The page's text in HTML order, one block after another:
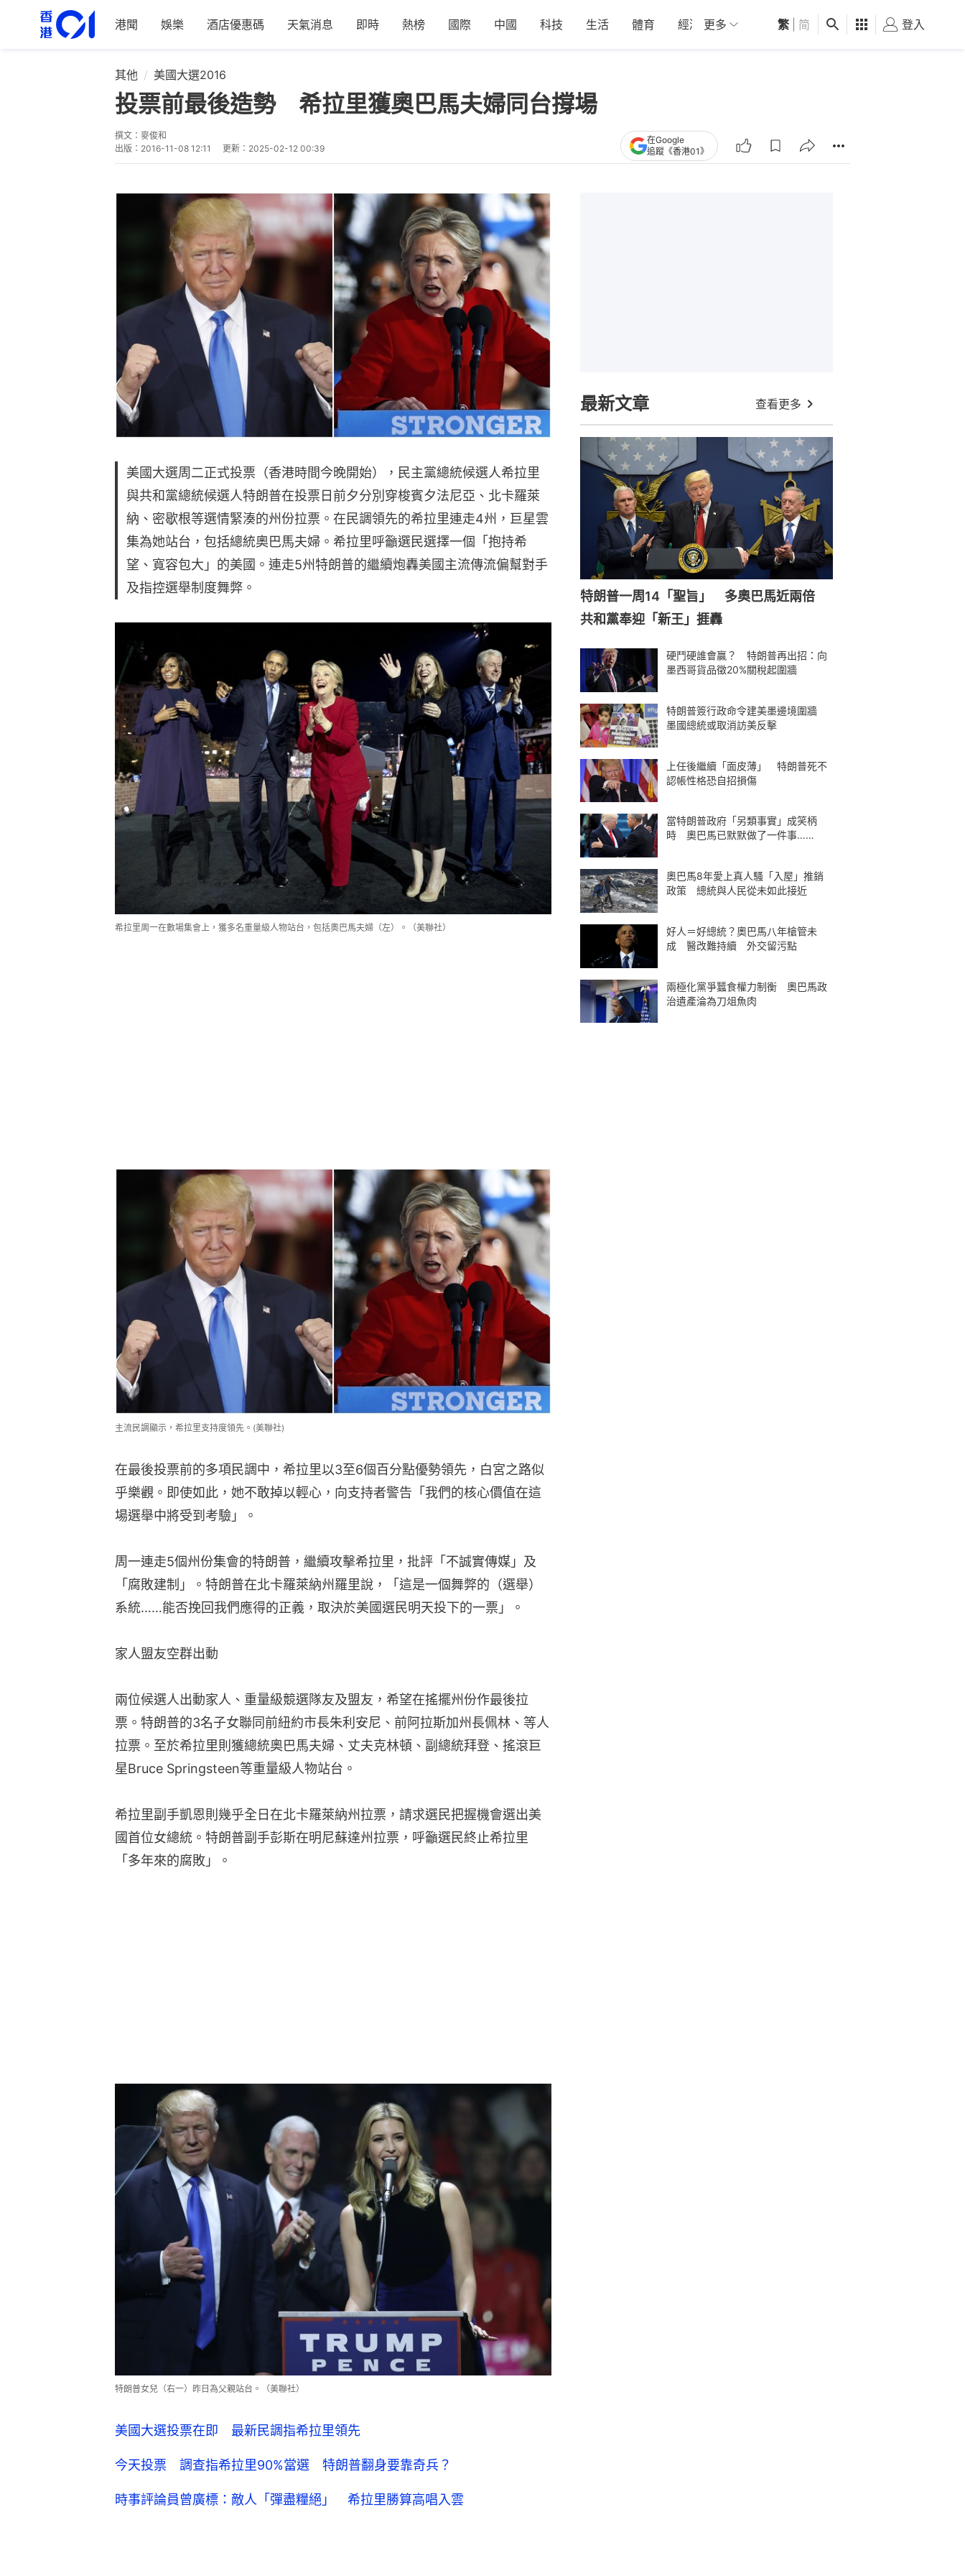
港聞 娛樂 酒店優惠碼 天氣消息 即時 熱榜 國際 中國 科技 生活 體育 經濟 01深圳 觀點 健康 好食玩飛
更多 繁 简 登入
其他 美國大選2016
投票前最後造勢 希拉里獲奧巴馬夫婦同台撐場
撰文： 麥俊和
出版： 2016-11-08 12:11 更新： 2025-02-12 00:39
在Google
追蹤《香港01》
美國大選周二正式投票（香港時間今晚開始），民主黨總統候選人希拉里
與共和黨總統候選人特朗普在投票日前夕分別穿梭賓夕法尼亞、北卡羅萊
納、密歇根等選情緊湊的州份拉票。在民調領先的希拉里連走4州，巨星雲
集為她站台，包括總統奧巴馬夫婦。希拉里呼籲選民選擇一個「抱持希
望、寬容包大」的美國。連走5州特朗普的繼續炮轟美國主流傳流偏幫對手
及指控選舉制度舞弊。
希拉里周一在數場集會上，獲多名重量級人物站台，包括奧巴馬夫婦（左）。（美聯社）
主流民調顯示，希拉里支持度領先。(美聯社)
在最後投票前的多項民調中，希拉里以3至6個百分點優勢領先，白宮之路似
乎樂觀。即使如此，她不敢掉以輕心，向支持者警告「我們的核心價值在這
場選舉中將受到考驗」。
周一連走5個州份集會的特朗普，繼續攻擊希拉里，批評「不誠實傳媒」及
「腐敗建制」。特朗普在北卡羅萊納州羅里說，「這是一個舞弊的（選舉）
系統……能否挽回我們應得的正義，取決於美國選民明天投下的一票」。
家人盟友空群出動
兩位候選人出動家人、重量級競選隊友及盟友，希望在搖擺州份作最後拉
票。特朗普的3名子女聯同前紐約市長朱利安尼、前阿拉斯加州長佩林、等人
拉票。至於希拉里則獲總統奧巴馬夫婦、丈夫克林頓、副總統拜登、搖滾巨
星Bruce Springsteen等重量級人物站台。
希拉里副手凱恩則幾乎全日在北卡羅萊納州拉票，請求選民把握機會選出美
國首位女總統。特朗普副手彭斯在明尼蘇達州拉票，呼籲選民終止希拉里
「多年來的腐敗」。
特朗普女兒（右一）昨日為父親站台。（美聯社）
美國大選投票在即 最新民調指希拉里領先
今天投票 調查指希拉里90%當選 特朗普翻身要靠奇兵？
時事評論員曾廣標：敵人「彈盡糧絕」 希拉里勝算高唱入雲
最新文章 查看更多
特朗普一周14「聖旨」 多奧巴馬近兩倍
共和黨奉迎「新王」捱轟
硬鬥硬誰會贏？ 特朗普再出招：向
墨西哥貨品徵20%關稅起圍牆
特朗普簽行政命令建美墨邊境圍牆
墨國總統或取消訪美反擊
上任後繼續「面皮薄」 特朗普死不
認帳性格恐自招損傷
當特朗普政府「另類事實」成笑柄
時 奧巴馬已默默做了一件事……
奧巴馬8年愛上真人騷「入屋」推銷
政策 總統與人民從未如此接近
好人＝好總統？奧巴馬八年槍管未
成 醫改難持續 外交留污點
兩極化黨爭蠶食權力制衡 奧巴馬政
治遺產淪為刀俎魚肉